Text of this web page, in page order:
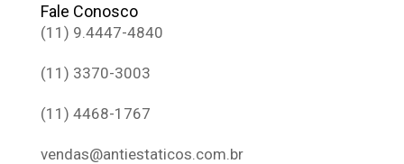
Fale Conosco
(11) 9.4447-4840
(11) 3370-3003
(11) 4468-1767
vendas@antiestaticos.com.br